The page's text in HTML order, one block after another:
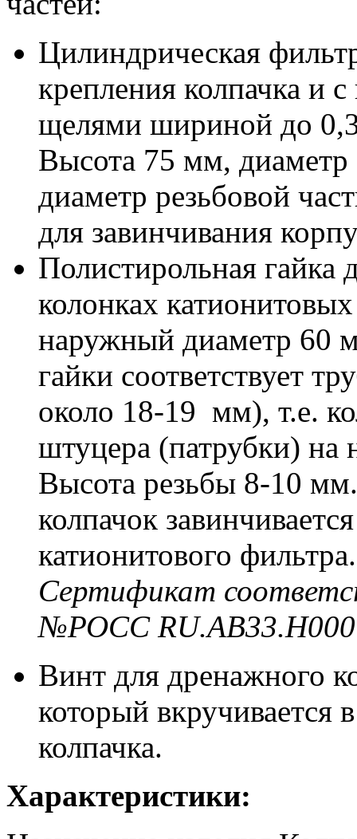
Цилиндрическая
крепления колпачка и
щелями шириной до
Высота 75 мм,
диаметр резьбовой
для завинчивания
Полистирольная гайка
колонках
наружный диаметр 60
гайки соответствует
около 18-19 мм), т.е.
штуцера (патрубки)
Высота резьбы 8-10
колпачок
катионитового фильтра.
Сертификат
№РОСС
Винт для дренажного
который вкручивается
колпачка.
Характеристики: